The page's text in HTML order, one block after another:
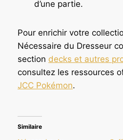
d’une partie.
Pour enrichir votre
Nécessaire du Dresseur
section decks et autres
consultez les ressources
JCC Pokémon.
Similaire